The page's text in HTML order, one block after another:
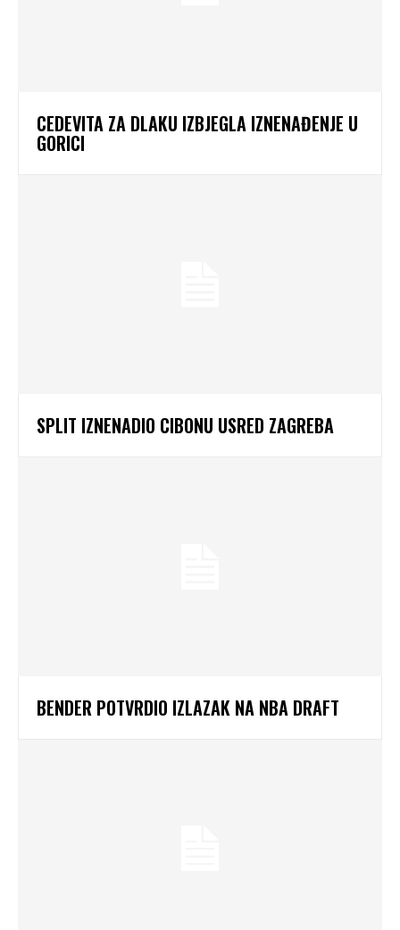
CEDEVITA ZA DLAKU IZBJEGLA IZNENAĐENJE U
GORICI
SPLIT IZNENADIO CIBONU USRED ZAGREBA
BENDER POTVRDIO IZLAZAK NA NBA DRAFT